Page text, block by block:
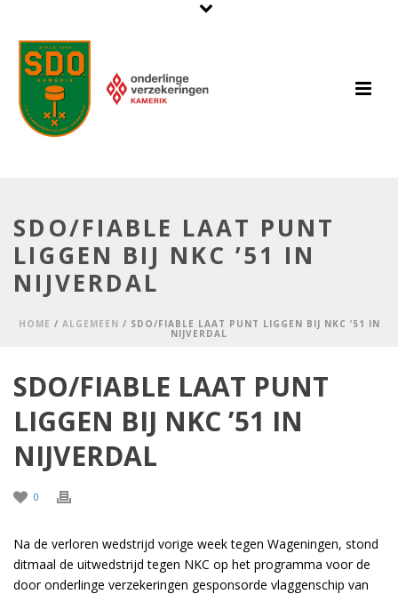
SDO/FIABLE LAAT PUNT
LIGGEN BIJ NKC ’51 IN
NIJVERDAL
HOME / ALGEMEEN / SDO/FIABLE LAAT PUNT LIGGEN BIJ NKC ’51 IN
NIJVERDAL
SDO/FIABLE LAAT PUNT
LIGGEN BIJ NKC ’51 IN
NIJVERDAL
0
Na de verloren wedstrijd vorige week tegen Wageningen, stond
ditmaal de uitwedstrijd tegen NKC op het programma voor de
door onderlinge verzekeringen gesponsorde vlaggenschip van